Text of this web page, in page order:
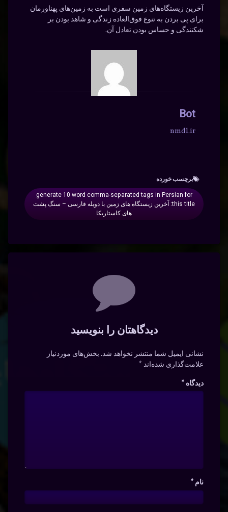
آخرین زیستگاه‌های زمین سفری است به زمین‌های پهناورمان
برای پی بردن به تنوع فوق‌العاده زندگی‌ و شاهد بودن بر
شکنندگی و حساس بودن تعادل آن.
Bot
nmdl.ir
برچسب‌ خورده
generate 10 word comma-separated tags in Persian for
this title: آخرین زیستگاه های زمین با دوبله فارسی – سنگ پشت‌
های کاستاریکا
دیدگاهتان را بنویسید
نشانی ایمیل شما منتشر نخواهد شد. بخش‌های موردنیاز
علامت‌گذاری شده‌اند*
دیدگاه *
نام *